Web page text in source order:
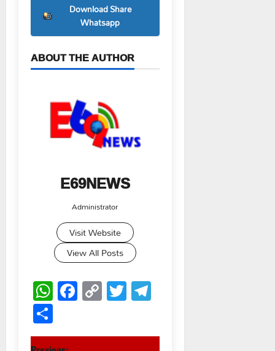
Download Share
Whatsapp
ABOUT THE AUTHOR
E69NEWS
Administrator
Visit Website
View All Posts
WhatsApp
Facebook
Copy
Link
Twitter